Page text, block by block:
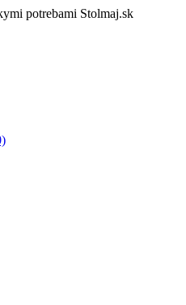
potrebami Stolmaj.sk